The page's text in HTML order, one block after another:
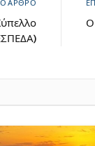
ΆΡΘΡΟ
Ο